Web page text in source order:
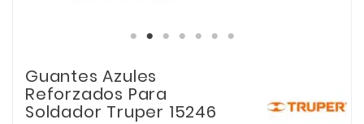
Guantes Azules
Reforzados Para
Soldador Truper 15246